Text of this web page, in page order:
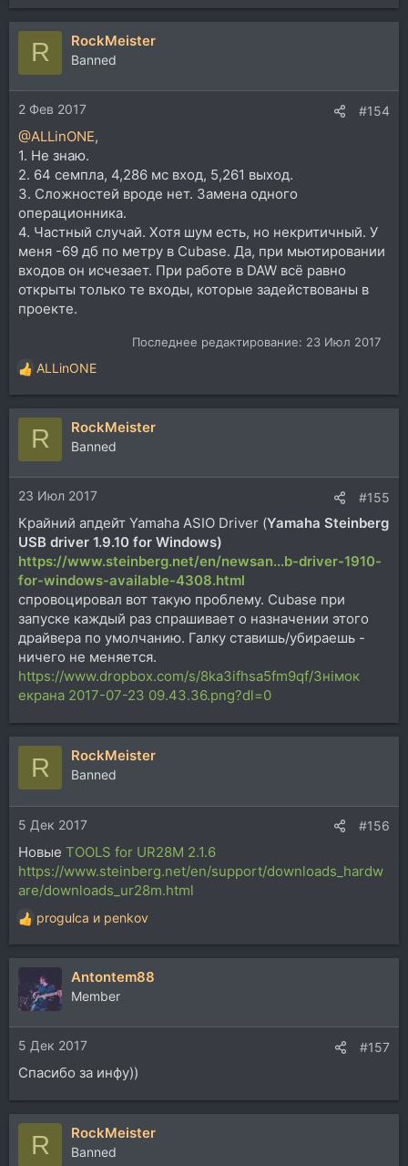
R RockMeister
Banned
2 Фев 2017 #154
@ALLinONE,
1. Не знаю.
2. 64 семпла, 4,286 мс вход, 5,261 выход.
3. Сложностей вроде нет. Замена одного
операционника.
4. Частный случай. Хотя шум есть, но некритичный. У
меня -69 дб по метру в Cubase. Да, при мьютировании
входов он исчезает. При работе в DAW всё равно
открыты только те входы, которые задействованы в
проекте.
Последнее редактирование: 23 Июл 2017
Р
е
а
и
и
:
ALLinONE
R RockMeister
Banned
23 Июл 2017 #155
Крайний апдейт Yamaha ASIO Driver (Yamaha Steinberg
USB driver 1.9.10 for Windows)
https://www.steinberg.net/en/newsan...b-driver-1910-
for-windows-available-4308.html
спровоцировал вот такую проблему. Cubase при
запуске каждый раз спрашивает о назначении этого
драйвера по умолчанию. Галку ставишь/убираешь -
ничего не меняется.
https://www.dropbox.com/s/8ka3ifhsa5fm9qf/Знімок
екрана 2017-07-23 09.43.36.png?dl=0
R RockMeister
Banned
5 Дек 2017 #156
Новые TOOLS for UR28M 2.1.6
https://www.steinberg.net/en/support/downloads_hardw
are/downloads_ur28m.html
Р
е
а
ц
и
и
:
progulca и penkov
Antontem88
Member
5 Дек 2017 #157
Спасибо за инфу))
R RockMeister
Banned